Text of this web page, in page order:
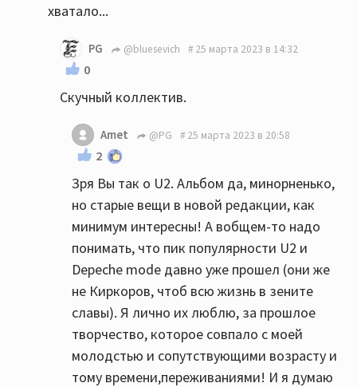
хватало...
PG @bluesevich 25 марта 2023 в 14:32
0
Скучный коллектив.
Amet @PG 25 марта 2023 в 20:58
2
Зря Вы так о U2. Альбом да, минорненько,
но старые вещи в новой редакции, как
минимум интересны! А вобщем-то надо
понимать, что пик популярности U2 и
Depeche mode давно уже прошел (они же
не Киркоров, чтоб всю жизнь в зените
славы). Я лично их люблю, за прошлое
творчество, которое совпало с моей
молодстью и сопутствующими возрасту и
тому времени,переживаниями! И я думаю